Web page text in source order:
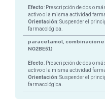
Efecto: Prescripción de dos o
activo o la misma actividad
Orientación: Suspender el
farmacológica.
paracetamol,
N02BE51)
Efecto: Prescripción de dos o
activo o la misma actividad
Orientación: Suspender el
farmacológica.